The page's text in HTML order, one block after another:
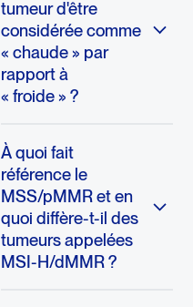
tumeur d'être
considérée comme
« chaude » par
rapport à
« froide » ?
À quoi fait
référence le
MSS/pMMR et en
quoi diffère-t-il des
tumeurs appelées
MSI-H/dMMR ?